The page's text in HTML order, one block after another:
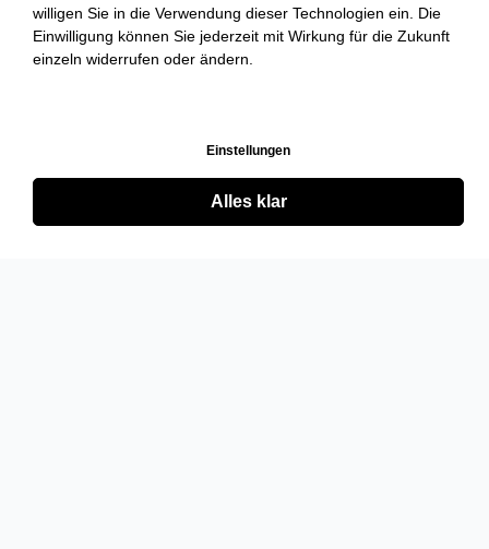
willigen Sie in die Verwendung dieser Technologien ein. Die
Einwilligung können Sie jederzeit mit Wirkung für die Zukunft
einzeln widerrufen oder ändern.
Einstellungen
Alles klar